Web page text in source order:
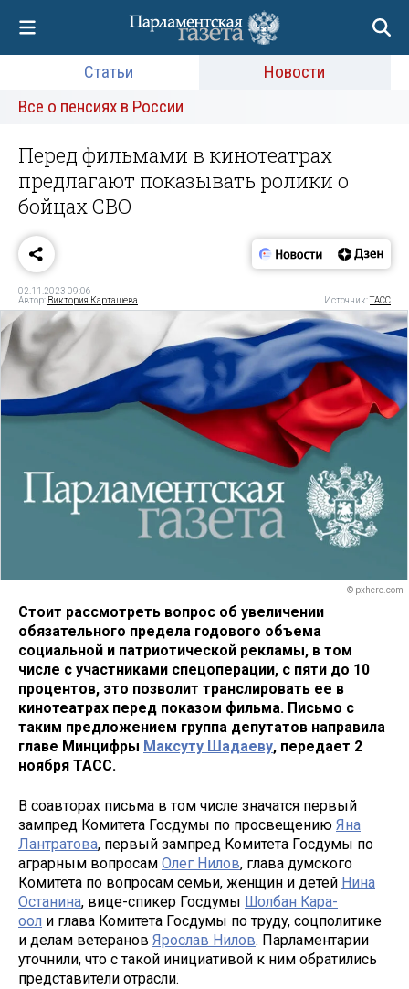
Статьи
Новости
Все о пенсиях в России
Перед фильмами в кинотеатрах
предлагают показывать ролики о
бойцах СВО
02.11.2023 09:06
Автор: Виктория Карташева Источник:ТАСС
© pxhere.com
Стоит рассмотреть вопрос об увеличении
обязательного предела годового объема
социальной и патриотической рекламы, в том
числе с участниками спецоперации, с пяти до 10
процентов, это позволит транслировать ее в
кинотеатрах перед показом фильма. Письмо с
таким предложением группа депутатов направила
главе Минцифры Максуту Шадаеву, передает 2
ноября ТАСС.
В соавторах письма в том числе значатся первый
зампред Комитета Госдумы по просвещению Яна
Лантратова, первый зампред Комитета Госдумы по
аграрным вопросам Олег Нилов, глава думского
Комитета по вопросам семьи, женщин и детей Нина
Останина, вице-спикер Госдумы Шолбан Кара-
оол и глава Комитета Госдумы по труду, соцполитике
и делам ветеранов Ярослав Нилов. Парламентарии
уточнили, что с такой инициативой к ним обратились
представители отрасли.